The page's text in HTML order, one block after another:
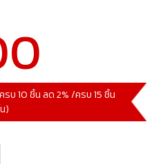
บ 10 ชิ้น ลด 2% /ครบ 15 ชิ้น
)